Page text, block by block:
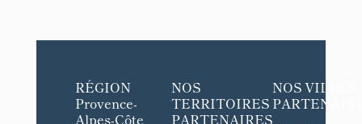
RÉGION
Provence-
Alpes-Côte
NOS
TERRITOIRES
PARTENAIRES
NOS VILLES